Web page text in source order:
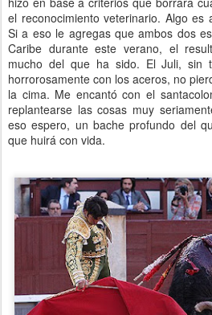
el reconocimiento veterinario. Algo es
Si a eso le agregas que ambos dos
Caribe durante este verano, el
mucho del que ha sido. El Juli, sin
horrorosamente con los aceros, no
la cima. Me encantó con el
replantearse las cosas muy
eso espero, un bache profundo del
que huirá con vida.